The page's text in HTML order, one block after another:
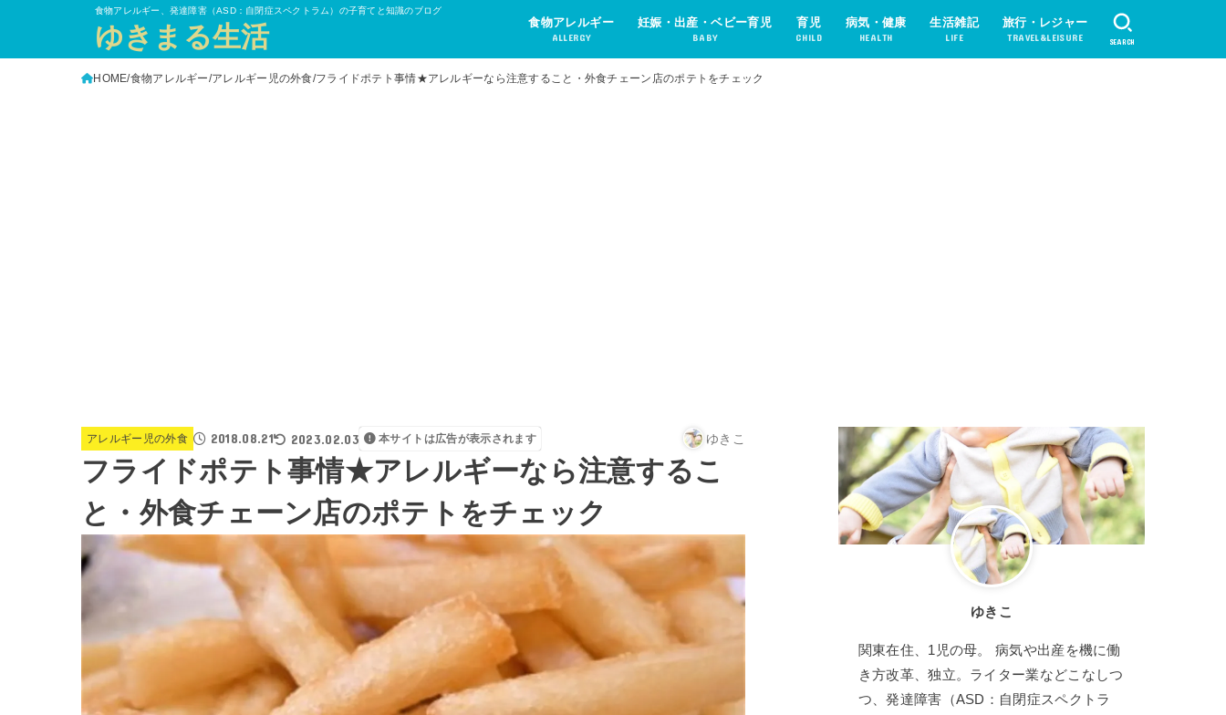
食物アレルギー、発達障害（ASD：自閉症スペクトラム）の子育てと知識のブログ
ゆきまる生活 食物アレルギー
ALLERGY
妊娠・出産・ベビー育児
BABY
育児
CHILD
病気・健康
HEALTH
生活雑記
LIFE
旅行・レジャー
TRAVEL&LEISURE SEARCH
HOME 食物アレルギー アレルギー児の外食 フライドポテト事情★アレルギーなら注意すること・外食チェーン店のポテトをチェック
アレルギー児の外食 2018.08.21 2023.02.03 本サイトは広告が表示されます ゆきこ
フライドポテト事情★アレルギーなら注意するこ
と・外食チェーン店のポテトをチェック
ゆきこ
関東在住、1児の母。 病気や出産を機に働
き方改革、独立。ライター業などこなしつ
つ、発達障害（ASD：自閉症スペクトラ